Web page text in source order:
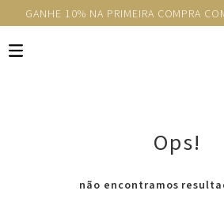
GANHE 10% NA PRIMEIRA COMPRA
Ops!
não encontramos